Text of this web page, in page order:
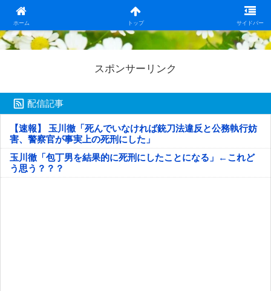
ホーム トップ サイドバー
日本第一！ニュース録
スポンサーリンク
配信記事
【速報】 玉川徹「死んでいなければ銃刀法違反と公務執行妨
害、警察官が事実上の死刑にした」
玉川徹「包丁男を結果的に死刑にしたことになる」←これど
う思う？？？